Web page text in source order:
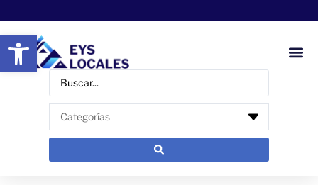
Abrir barra de herramientas